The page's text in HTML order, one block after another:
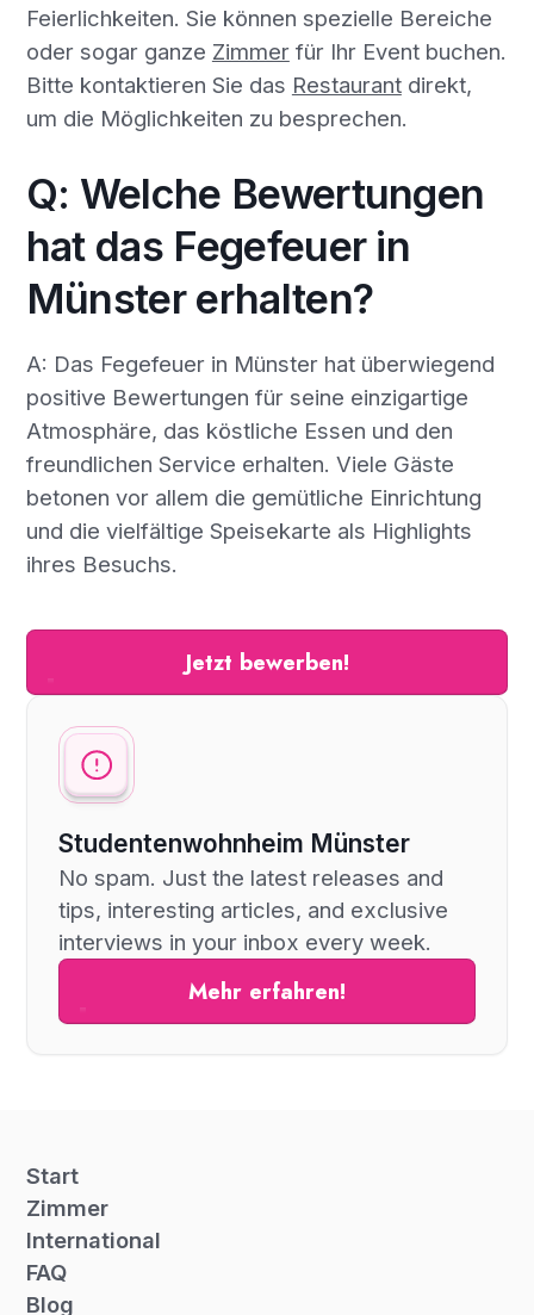
Feierlichkeiten. Sie können spezielle Bereiche
oder sogar ganze Zimmerfür Ihr Event buchen.
Bitte kontaktieren Sie das Restaurantdirekt,
um die Möglichkeiten zu besprechen.
Q: Welche Bewertungen
hat das Fegefeuer in
Münster erhalten?
A: Das Fegefeuer in Münster hat überwiegend
positive Bewertungen für seine einzigartige
Atmosphäre, das köstliche Essen und den
freundlichen Service erhalten. Viele Gäste
betonen vor allem die gemütliche Einrichtung
und die vielfältige Speisekarte als Highlights
ihres Besuchs.
Jetzt bewerben!
Studentenwohnheim Münster
No spam. Just the latest releases and
tips, interesting articles, and exclusive
interviews in your inbox every week.
Mehr erfahren!
Start
Zimmer
International
FAQ
Blog